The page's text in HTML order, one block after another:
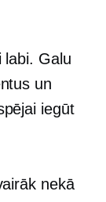
labi. Galu
un
iegūt
nekā